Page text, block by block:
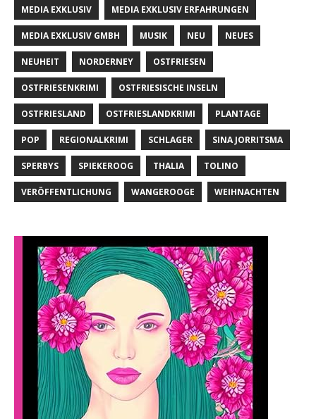
MEDIA EXKLUSIV MEDIA EXKLUSIV ERFAHRUNGEN
MEDIA EXKLUSIV GMBH MUSIK NEU NEUES
NEUHEIT NORDERNEY OSTFRIESEN
OSTFRIESENKRIMI OSTFRIESISCHE INSELN
OSTFRIESLAND OSTFRIESLANDKRIMI PLANTAGE
POP REGIONALKRIMI SCHLAGER SINA JORRITSMA
SPERBYS SPIEKEROOG THALIA TOLINO
VERÖFFENTLICHUNG WANGEROOGE WEIHNACHTEN